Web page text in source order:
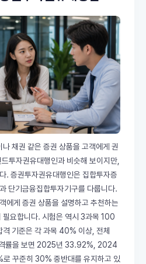
채권 같은 증권 상품을 고객에게 권
투자권유대행인과 비슷해 보이지만,
. 증권투자권유대행인은 집합투자증
단기금융집합투자기구를 다룹니다.
에게 증권 상품을 설명하고 추천하는
필요합니다. 시험은 역시 3과목 100
기준은 각 과목 40% 이상, 전체
률을 보면 2025년 33.92%, 2024
꾸준히 30% 중반대를 유지하고 있